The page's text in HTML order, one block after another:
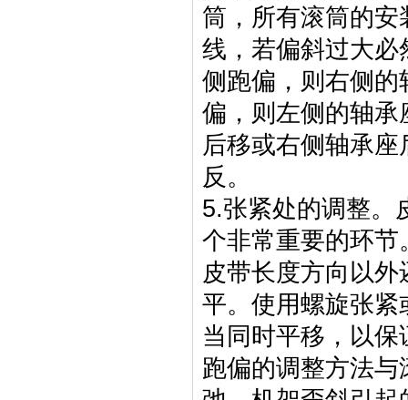
筒，所有滚筒的
线，若偏斜过大
侧跑偏，则右侧
偏，则左侧的轴
后移或右侧轴承
反。
5.张紧处的调整。
个非常重要的环
皮带长度方向以
平。使用螺旋张
当同时平移，以
跑偏的调整方法